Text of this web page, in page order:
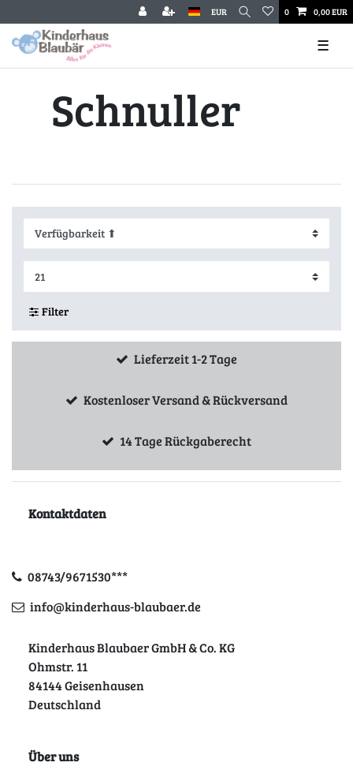
EUR 0 0,00 EUR
☰
Schnuller
Filter
Lieferzeit 1-2 Tage
Kostenloser Versand & Rückversand
14 Tage Rückgaberecht
Kontaktdaten
08743/9671530***
info@kinderhaus-blaubaer.de
Kinderhaus Blaubaer GmbH & Co. KG
Ohmstr. 11
84144 Geisenhausen
Deutschland
Über uns